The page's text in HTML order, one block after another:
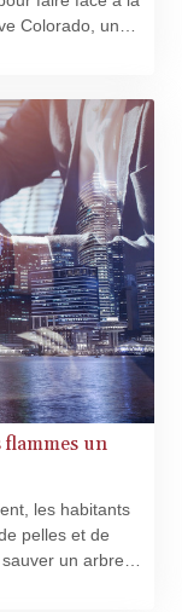
Colorado, une
personnes,
flammes un
les habitants
pelles et de
un arbre
"El Abuelo"